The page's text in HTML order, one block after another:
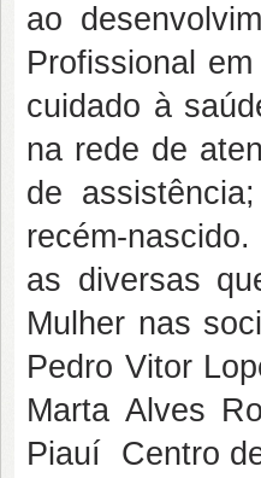
ao
Profissional
cuidado à
na rede de
de
recém-
as diversas
Mulher nas
Pedro Vitor
Marta Alves
Piauí  Centro